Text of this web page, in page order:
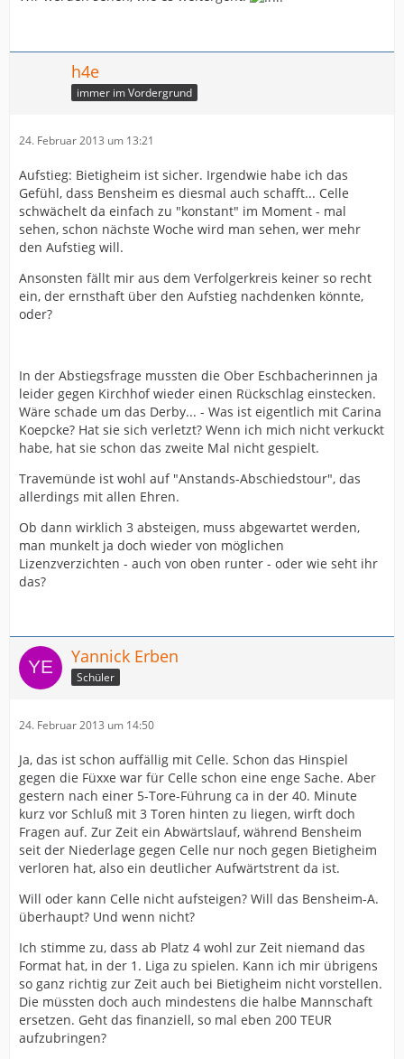
h4e
immer im Vordergrund
24. Februar 2013 um 13:21
Aufstieg: Bietigheim ist sicher. Irgendwie habe ich das
Gefühl, dass Bensheim es diesmal auch schafft... Celle
schwächelt da einfach zu "konstant" im Moment - mal
sehen, schon nächste Woche wird man sehen, wer mehr
den Aufstieg will.
Ansonsten fällt mir aus dem Verfolgerkreis keiner so recht
ein, der ernsthaft über den Aufstieg nachdenken könnte,
oder?
In der Abstiegsfrage mussten die Ober Eschbacherinnen ja
leider gegen Kirchhof wieder einen Rückschlag einstecken.
Wäre schade um das Derby... - Was ist eigentlich mit Carina
Koepcke? Hat sie sich verletzt? Wenn ich mich nicht verkuckt
habe, hat sie schon das zweite Mal nicht gespielt.
Travemünde ist wohl auf "Anstands-Abschiedstour", das
allerdings mit allen Ehren.
Ob dann wirklich 3 absteigen, muss abgewartet werden,
man munkelt ja doch wieder von möglichen
Lizenzverzichten - auch von oben runter - oder wie seht ihr
das?
Yannick Erben
Schüler
24. Februar 2013 um 14:50
Ja, das ist schon auffällig mit Celle. Schon das Hinspiel
gegen die Füxxe war für Celle schon eine enge Sache. Aber
gestern nach einer 5-Tore-Führung ca in der 40. Minute
kurz vor Schluß mit 3 Toren hinten zu liegen, wirft doch
Fragen auf. Zur Zeit ein Abwärtslauf, während Bensheim
seit der Niederlage gegen Celle nur noch gegen Bietigheim
verloren hat, also ein deutlicher Aufwärtstrent da ist.
Will oder kann Celle nicht aufsteigen? Will das Bensheim-A.
überhaupt? Und wenn nicht?
Ich stimme zu, dass ab Platz 4 wohl zur Zeit niemand das
Format hat, in der 1. Liga zu spielen. Kann ich mir übrigens
so ganz richtig zur Zeit auch bei Bietigheim nicht vorstellen.
Die müssten doch auch mindestens die halbe Mannschaft
ersetzen. Geht das finanziell, so mal eben 200 TEUR
aufzubringen?